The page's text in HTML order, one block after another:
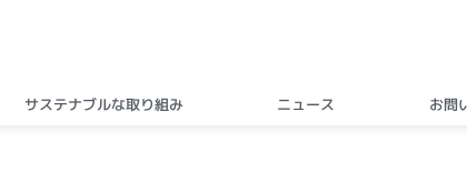
サステナブルな取り組み ニュース お問